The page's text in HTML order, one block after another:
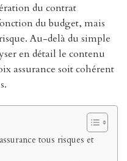
du contrat
du budget, mais
Au-delà du simple
en détail le contenu
assurance soit cohérent
tous risques et